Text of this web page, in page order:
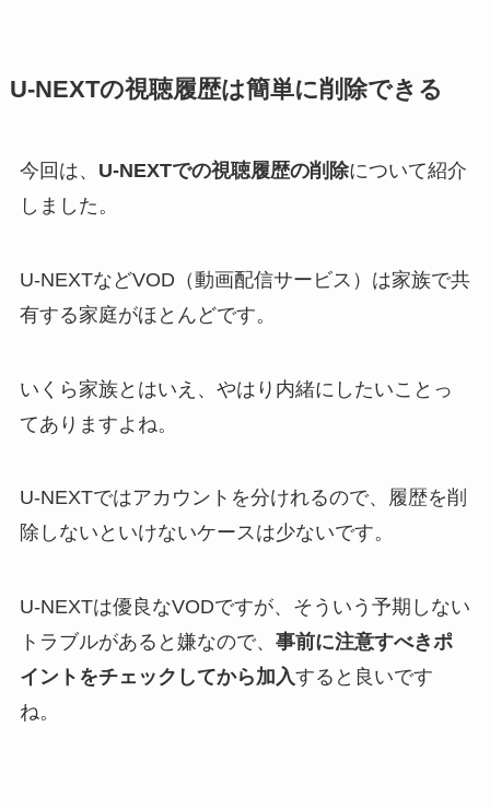
U-NEXTの視聴履歴は簡単に削除できる
今回は、 U-NEXTでの視聴履歴の削除について紹介
しました。
U-NEXTなどVOD（動画配信サービス）は家族で共
有する家庭がほとんどです。
いくら家族とはいえ、やはり内緒にしたいことっ
てありますよね。
U-NEXTではアカウントを分けれるので、履歴を削
除しないといけないケースは少ないです。
U-NEXTは優良なVODですが、そういう予期しない
トラブルがあると嫌なので、 事前に注意すべきポ
イントをチェックしてから加入すると良いです
ね。